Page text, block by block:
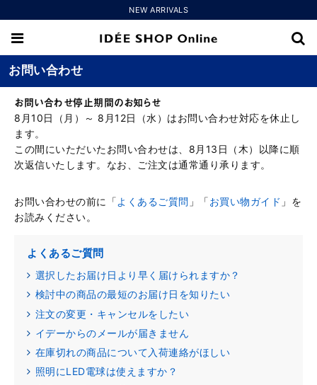
NEW ARRIVALS
お問い合わせ
お問い合わせ停止期間のお知らせ
8月10日（月）～ 8月12日（水）はお問い合わせ対応を休止し
ます。
この間にいただいたお問い合わせは、8月13日（木）以降に順
次返信いたします。なお、ご注文は通常通り承ります。
お問い合わせの前に「よくあるご質問 」「お買い物ガイド 」を
お読みください。
よくあるご質問
選択したお届け日より早く届けられますか？
検討中の商品の最短のお届け日を知りたい
注文の変更・キャンセルをしたい
イデーからのメールが届きません
在庫切れの商品について入荷連絡がほしい
照明にLED電球は使えますか？